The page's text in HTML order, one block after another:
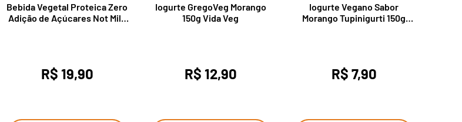
Bebida Vegetal Proteica Zero
Adição de Açúcares Not Milk
R$ 19,90
Iogurte GregoVeg Morango
150g Vida Veg
R$ 12,90
Iogurte Vegano Sabor
Morango Tupinigurti 150g
R$ 7,90